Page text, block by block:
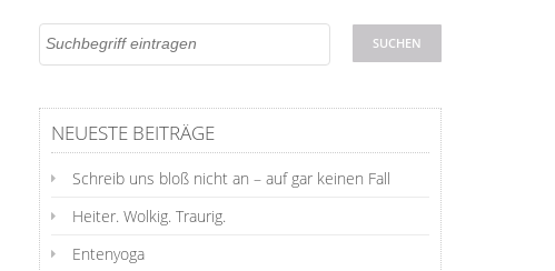
NEUESTE BEITRÄGE
Schreib uns bloß nicht an – auf gar keinen Fall
Heiter. Wolkig. Traurig.
Entenyoga